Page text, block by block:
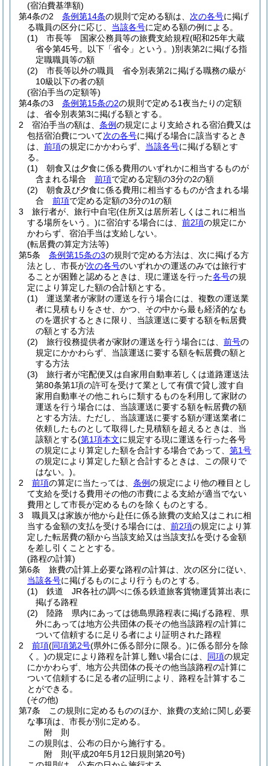
(宿泊費基準額)
第4条の2
条例第14条の規則で定める額は、 次の各号に掲げ
る職員の区分に応じ、 当該各号に定める額の例による。
(1)
市長等 国家公務員等の旅費支給規程(昭和25年大蔵
省令第45号。以下「省令」という。)別表第2に掲げる指
定職職員等の額
(2)
市長等以外の職員 省令別表第2に掲げる職務の級が
10級以下の者の額
(宿泊手当の定額等)
第4条の3
条例第15条の2の規則で定める1夜当たりの定額
は、省令別表第3に掲げる額とする。
2
宿泊手当の額は、 条例の規定により支給される宿泊費又は
包括宿泊費について次の各号に掲げる場合に該当するとき
は、 前項の規定にかかわらず、 当該各号に掲げる額とす
る。
(1)
朝食又は夕食に係る費用のいずれかに相当するものが
含まれる場合 前項で定める定額の3分の2の額
(2)
朝食及び夕食に係る費用に相当するものが含まれる場
合 前項で定める定額の3分の1の額
3
旅行者が、旅行中自宅(住所又は居所若しくはこれに相当
する場所をいう。)に宿泊する場合には、 前2項の規定にか
かわらず、宿泊手当は支給しない。
(転居費の算定方法等)
第5条
条例第15条の3の規則で定める方法は、次に掲げる方
法とし、市長が次の各号のいずれかの運送のみでは旅行す
ることが困難と認めるときは、現に運送を行った各号の規
定により算定した額の合計額とする。
(1)
運送業者が家財の運送を行う場合には、複数の運送業
者に見積もりをさせ、かつ、その中から最も経済的なも
のを選択するときに限り、当該運送に要する額を転居費
の額とする方法
(2)
旅行役務提供者が家財の運送を行う場合には、 前号の
規定にかかわらず、当該運送に要する額を転居費の額と
する方法
(3)
旅行者が宅配便又は自家用自動車若しくは道路運送法
第80条第1項の許可を受けて業として有償で貸し渡す自
家用自動車その他これらに類するものを利用して家財の
運送を行う場合には、当該運送に要する額を転居費の額
とする方法。 ただし、当該運送に要する額が運送業者に
依頼したものとして取得した見積額を超えるときは、当
該額とする(第1項本文に規定する現に運送を行った各号
の規定により算定した額を合計する場合であって、 第1号
の規定により算定した額と合計するときは、この限りで
はない。)。
2
前項の算定に当たっては、 条例の規定により他の種目とし
て支給を受ける費用その他の市費による支給が適当でない
費用として市長が定めるものを除くものとする。
3
職員又は家族が他から赴任に係る旅費の支給又はこれに相
当する金額の支払を受ける場合には、 前2項の規定により算
定した転居費の額から当該支給又は当該支払を受ける金額
を差し引くこととする。
(路程の計算)
第6条
旅費の計算上必要な路程の計算は、次の区分に従い、
当該各号に掲げるものにより行うものとする。
(1)
鉄道 JR各社の調べに係る鉄道旅客貨物運賃算出表に
掲げる路程
(2)
陸路 県内にあっては徳島県路程表に掲げる路程、県
外にあっては地方公共団体の長その他当該路程の計算に
ついて信頼するに足りる者により証明された路程
2
前項(同項第2号(県外に係る部分に限る。)に係る部分を除
く。)の規定により路程を計算し難い場合には、 同項の規定
にかかわらず、地方公共団体の長その他当該路程の計算に
ついて信頼するに足る者の証明により、路程を計算するこ
とができる。
(その他)
第7条
この規則に定めるもののほか、旅費の支給に関し必要
な事項は、市長が別に定める。
附 則
この規則は、公布の日から施行する。
附 則(平成20年5月12日規則第20号)